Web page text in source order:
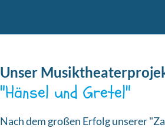
Unser
"Hänsel und Gretel"
Nach dem großen Erfolg unserer